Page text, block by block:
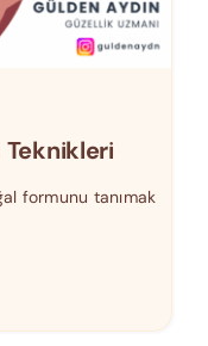
Teknikleri
formunu tanımak